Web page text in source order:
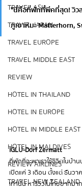
TRAVEL ASIA
TRAVEL JAPAN
TRAVEL EUROPE
TRAVEL MIDDLE EAST
REVIEW
HOTEL IN THAILAND
HOTEL IN EUROPE
HOTEL IN MIDDLE EAST
HOTEL IN MALDIVES
REVIEW AIRLINES
TRAVEL NEW ZEALAND
"นี่คือที่พักที่พีคที่สุด! วิว
ภูเขาหิมะ Matterhorn,
IGLU-Dorf Zermatt
ที่พักที่จะพาเราใช้ชีวิตในบ้า
เปิดแค่ 3 เดือน ตั้งแต่ ธันว
เท่านั้น หารีวิวในไทยยากมา